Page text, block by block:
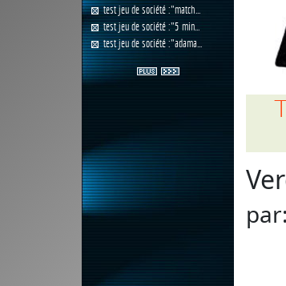
test jeu de société :"match...
test jeu de société :"5 min...
test jeu de société :"adama...
par: